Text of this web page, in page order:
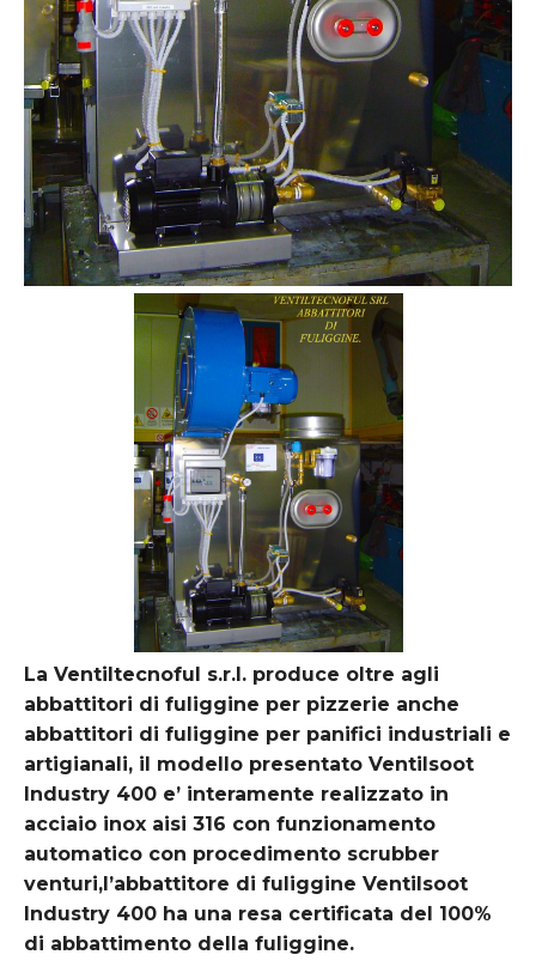
La Ventiltecnoful s.r.l. produce oltre agli
abbattitori di fuliggine per pizzerie anche
abbattitori di fuliggine per panifici industriali e
artigianali, il modello presentato Ventilsoot
Industry 400 e’ interamente realizzato in
acciaio inox aisi 316 con funzionamento
automatico con procedimento scrubber
venturi,l’abbattitore di fuliggine Ventilsoot
Industry 400 ha una resa certificata del 100%
di abbattimento della fuliggine.